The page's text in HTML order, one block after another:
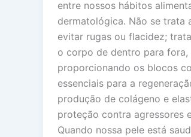
entre nossos hábitos
dermatológica. Não se trata
evitar rugas ou flacidez;
o corpo de dentro para fora,
proporcionando os blocos
essenciais para a
produção de colágeno e
proteção contra agressores
Quando nossa pele está